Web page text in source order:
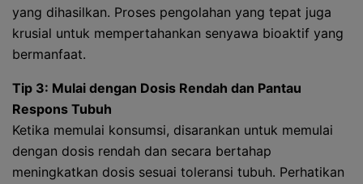
yang dihasilkan. Proses pengolahan yang tepat juga
krusial untuk mempertahankan senyawa bioaktif yang
bermanfaat.
Tip 3: Mulai dengan Dosis Rendah dan Pantau
Respons Tubuh
Ketika memulai konsumsi, disarankan untuk memulai
dengan dosis rendah dan secara bertahap
meningkatkan dosis sesuai toleransi tubuh. Perhatikan